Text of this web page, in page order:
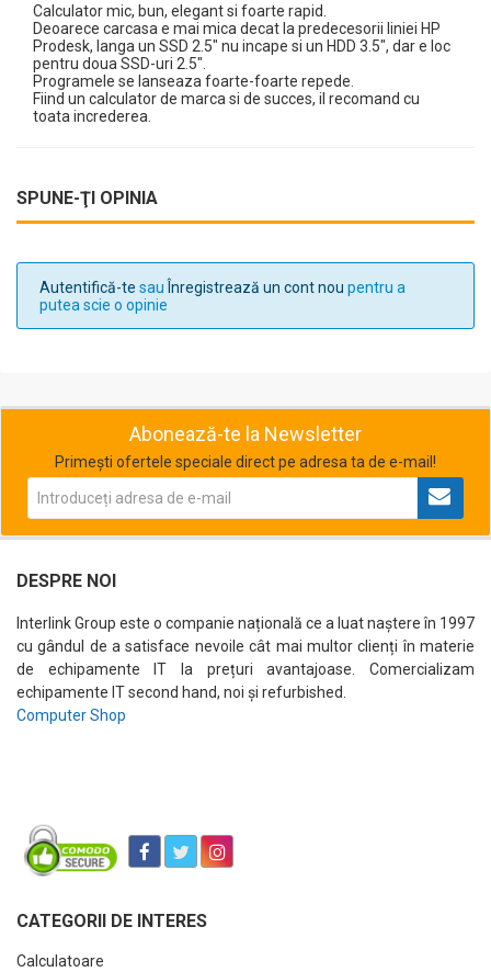
Calculator mic, bun, elegant si foarte rapid.
Deoarece carcasa e mai mica decat la predecesorii liniei HP
Prodesk, langa un SSD 2.5" nu incape si un HDD 3.5", dar e loc
pentru doua SSD-uri 2.5".
Programele se lanseaza foarte-foarte repede.
Fiind un calculator de marca si de succes, il recomand cu
toata increderea.
SPUNE-ŢI OPINIA
Autentifică-te sau Înregistrează un cont nou pentru a
putea scie o opinie
Abonează-te la Newsletter
Primești ofertele speciale direct pe adresa ta de e-mail!
DESPRE NOI
Interlink Group este o companie națională ce a luat naștere în 1997
cu gândul de a satisface nevoile cât mai multor clienți în materie
de echipamente IT la prețuri avantajoase. Comercializam
echipamente IT second hand, noi și refurbished.
Computer Shop
CATEGORII DE INTERES
Calculatoare